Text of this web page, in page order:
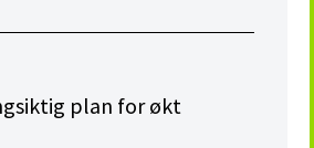
plan for økt